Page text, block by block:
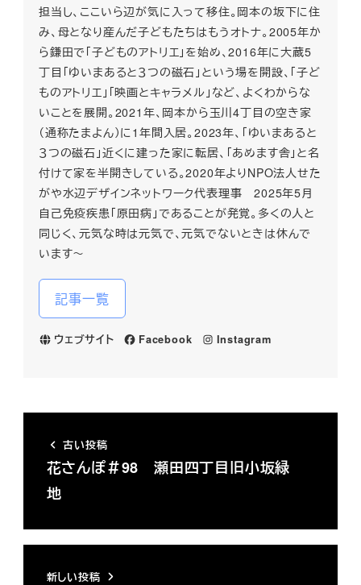
担当し、ここいら辺が気に入って移住。岡本の坂下に住
み、母となり産んだ子どもたちはもうオトナ。2005年か
ら鎌田で「子どものアトリエ」を始め、2016年に大蔵5
丁目「ゆいまあると３つの磁石」という場を開設、「子ど
ものアトリエ」「映画とキャラメル」など、よくわからな
いことを展開。2021年、岡本から玉川4丁目の空き家
（通称たまよん）に1年間入居。2023年、「ゆいまあると
３つの磁石」近くに建った家に転居、「あめます舎」と名
付けて家を半開きしている。2020年よりNPO法人せた
がや水辺デザインネットワーク代表理事 2025年5月
自己免疫疾患「原田病」であることが発覚。多くの人と
同じく、元気な時は元気で、元気でないときは休んで
います～
記事一覧
ウェブサイト Facebook Instagram
古い投稿
花さんぽ＃98 瀬田四丁目旧小坂緑
地
新しい投稿